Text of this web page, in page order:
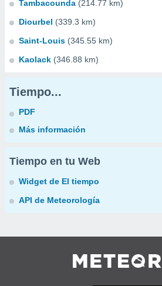
Tambacounda (214.77 km)
Diourbel (339.3 km)
Saint-Louis (345.55 km)
Kaolack (346.88 km)
Tiempo...
PDF
Más información
Tiempo en tu Web
Widget de El tiempo
API de Meteorología